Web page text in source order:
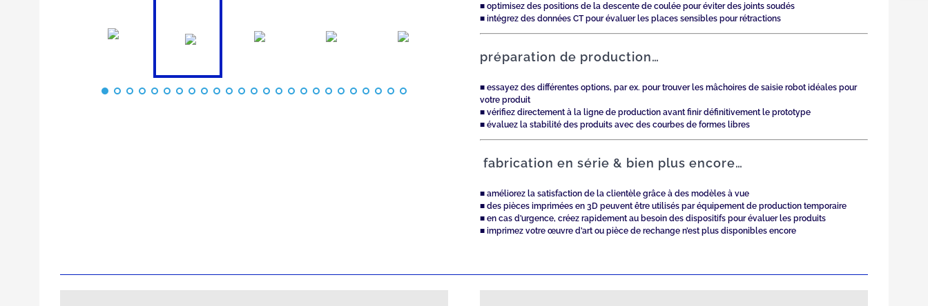
■ optimisez des positions de la descente de coulée pour éviter des joints soudés
■ intégrez des données CT pour évaluer les places sensibles pour rétractions
préparation de production…
■ essayez des différentes options, par ex. pour trouver les mâchoires de saisie robot idéales pour
votre produit
■ vérifiez directement à la ligne de production avant finir définitivement le prototype
■ évaluez la stabilité des produits avec des courbes de formes libres
fabrication en série & bien plus encore…
■ améliorez la satisfaction de la clientèle grâce à des modèles à vue
■ des pièces imprimées en 3D peuvent être utilisés par équipement de production temporaire
■ en cas d’urgence, créez rapidement au besoin des dispositifs pour évaluer les produits
■ imprimez votre œuvre d’art ou pièce de rechange n’est plus disponibles encore